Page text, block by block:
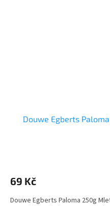
Douwe Egberts
69 Kč
Douwe Egberts Paloma 250g